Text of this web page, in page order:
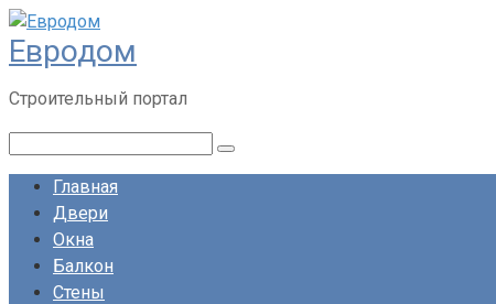
Перейти
к
контенту
Евродом
Строительный портал
Главная
Двери
Окна
Балкон
Стены